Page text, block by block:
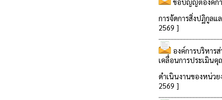
การจัดการสิ่งปฏิกูล
2569 ]
องค์การบริหาร
เคลื่อนการประเมินคุ
ดำเนินงานของหน่ว
2569 ]